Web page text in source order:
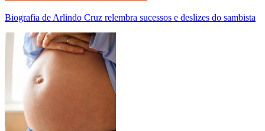
Biografia de Arlindo Cruz relembra sucessos e deslizes do sambista